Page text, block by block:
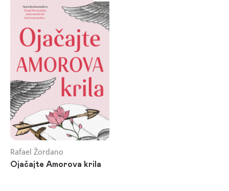
Rafael Žordano
Ojačajte Amorova krila